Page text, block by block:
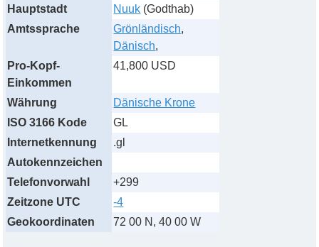
Hauptstadt
Nuuk (Godthab)
Amtssprache
Grönländisch,
Dänisch,
Pro-Kopf-
Einkommen
41,800 USD
Währung
Dänische Krone
ISO 3166 Kode
GL
Internetkennung
.gl
Autokennzeichen
Telefonvorwahl
+299
Zeitzone UTC
-4
Geokoordinaten
72 00 N, 40 00 W